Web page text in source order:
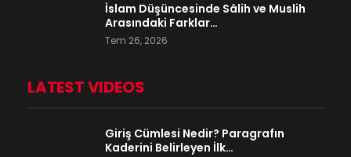
İslam Düşüncesinde Sâlih ve Muslih
Arasındaki Farklar…
Tem 26, 2026
LATEST VIDEOS
Giriş Cümlesi Nedir? Paragrafın
Kaderini Belirleyen İlk…